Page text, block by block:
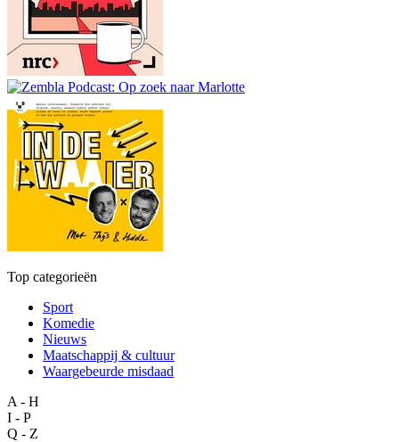
Top categorieën
Sport
Komedie
Nieuws
Maatschappij & cultuur
Waargebeurde misdaad
A - H
I - P
Q - Z